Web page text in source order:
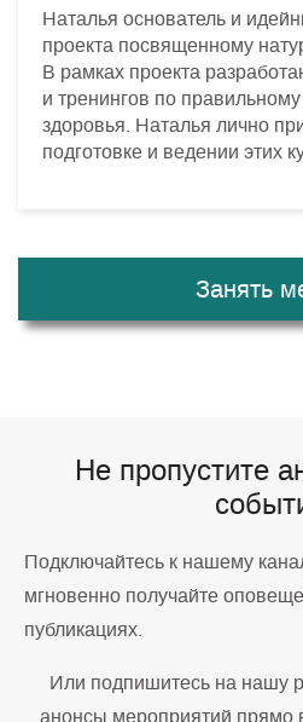
Наталья основатель и
проекта посвященному
В рамках проекта
и тренингов по
здоровья. Наталья лично
подготовке и ведении этих
Занять
Не пропустите
Подключайтесь к нашему
мгновенно получайте
публикациях.
Или подпишитесь на нашу
анонсы мероприятий